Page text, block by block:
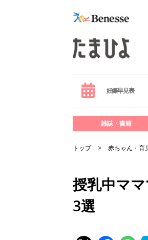
妊娠早見表
雑誌・書籍
トップ 赤ちゃん・育
授乳中マ
3選